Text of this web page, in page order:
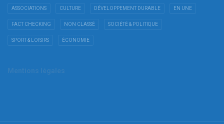
ASSOCIATIONS CULTURE DÉVELOPPEMENT DURABLE EN UNE
FACT CHECKING NON CLASSÉ SOCIÉTÉ & POLITIQUE
SPORT & LOISIRS ÉCONOMIE